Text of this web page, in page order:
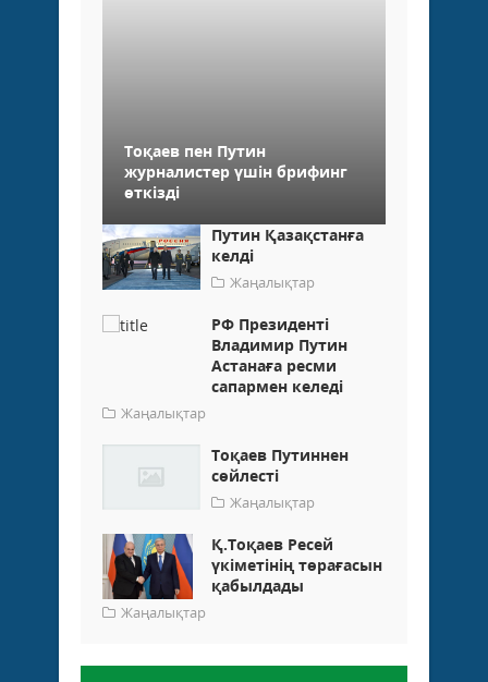
Тоқаев пен Путин
журналистер үшін брифинг
өткізді
Путин Қазақстанға
келді
Жаңалықтар
РФ Президенті
Владимир Путин
Астанаға ресми
сапармен келеді
Жаңалықтар
Тоқаев Путиннен
сөйлесті
Жаңалықтар
Қ.Тоқаев Ресей
үкіметінің төрағасын
қабылдады
Жаңалықтар